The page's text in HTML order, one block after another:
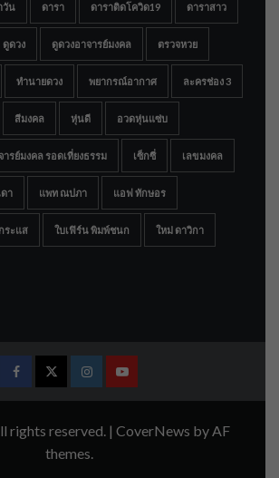
วัน ดารา ดาราติดโควิด19 ดาราสาว
ดูดวง ดูดวงอาจารย์มงคล ตรวจหวย
ทำนายดวง พยากรณ์อากาศ ละครช่อง 3
สีมงคล หุ่นดี อวดหุ่นแซ่บ
ารย์มงคล รอดเที่ยงธรรม เซ็กซี่ เลขมงคล
า แพท ณปภา แอฟ ทักษอร
ระแส ใบเฟิร์น พิมพ์ชนก ใหม่ ดาวิกา
FacebookTwitterInstagramYoutube
rights reserved. | CoverNews by AF
themes.